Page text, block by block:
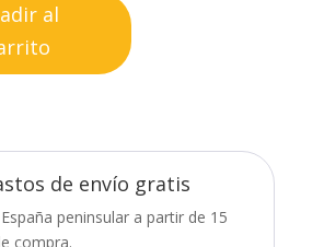
al
de envío gratis
peninsular a partir de 15
compra.